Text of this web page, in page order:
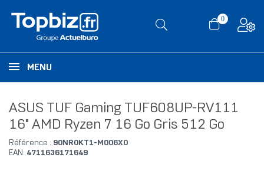
0
MENU
ASUS TUF Gaming TUF608UP-RV111
16" AMD Ryzen 7 16 Go Gris 512 Go
Référence : 90NR0KT1-M006X0
EAN: 4711636171649